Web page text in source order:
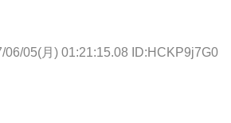
06/05(月) 01:21:15.08 ID:HCKP9j7G0